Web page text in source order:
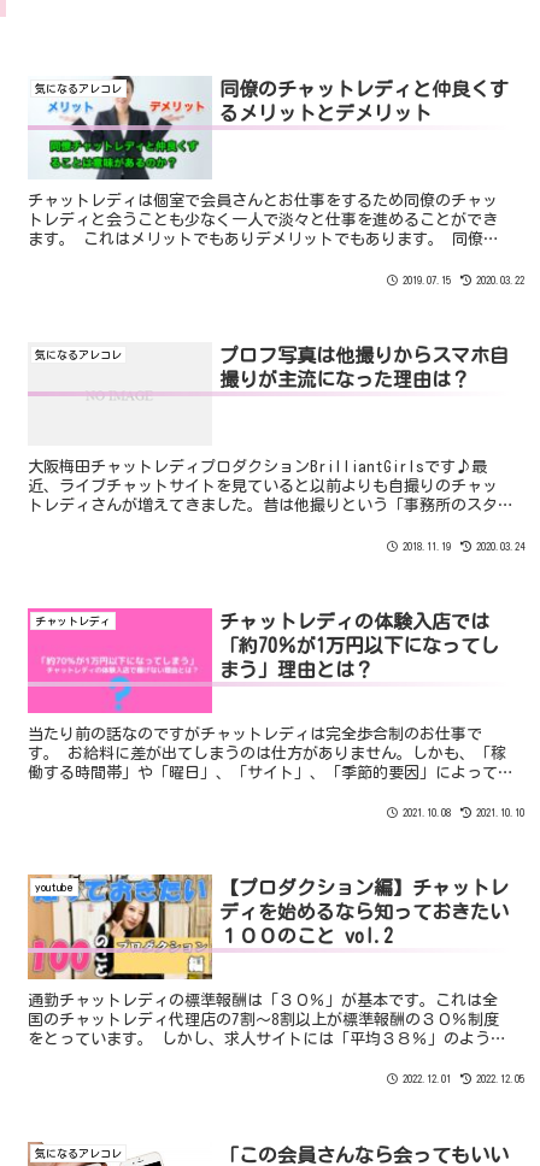
気になるアレコレ
同僚のチャットレディと仲良くす
るメリットとデメリット
チャットレディは個室で会員さんとお仕事をするため同僚のチャッ
トレディと会うことも少なく一人で淡々と仕事を進めることができ
ます。 これはメリットでもありデメリットでもあります。 同僚チ
2019.07.15 2020.03.22
気になるアレコレ
プロフ写真は他撮りからスマホ自
撮りが主流になった理由は？
大阪梅田チャットレディプロダクションBrilliantGirlsです♪最
近、ライブチャットサイトを見ていると以前よりも自撮りのチャッ
トレディさんが増えてきました。昔は他撮りという「事務所のスタ
2018.11.19 2020.03.24
チャットレディ
チャットレディの体験入店では
「約70％が1万円以下になってし
まう」理由とは？
当たり前の話なのですがチャットレディは完全歩合制のお仕事で
す。 お給料に差が出てしまうのは仕方がありません。しかも、「稼
働する時間帯」や「曜日」、「サイト」、「季節的要因」によって1
2021.10.08 2021.10.10
youtube
【プロダクション編】チャットレ
ディを始めるなら知っておきたい
１００のこと vol.2
通勤チャットレディの標準報酬は「３０％」が基本です。これは全
国のチャットレディ代理店の7割～8割以上が標準報酬の３０％制度
をとっています。 しかし、求人サイトには「平均３８％」のような
なるほど代理店にとって利益が少なくなるのでいきなり高額な報酬
2022.12.01 2022.12.05
気になるアレコレ
「この会員さんなら会ってもいい